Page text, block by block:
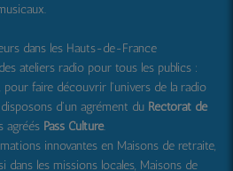
dans les Hauts-de-France
ateliers radio pour tous les publics :
pour faire découvrir l'univers de la radio
d'un agrément du Rectorat de
agréés Pass Culture.
innovantes en Maisons de retraite,
dans les missions locales, Maisons de